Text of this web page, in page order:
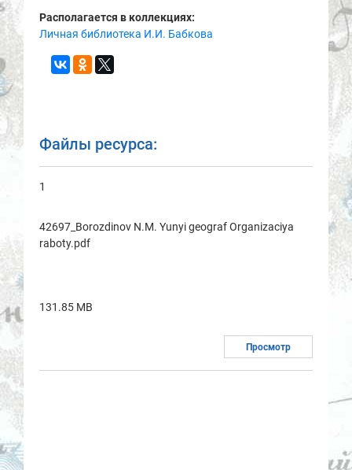
Располагается в коллекциях:
Личная библиотека И.И. Бабкова
Файлы ресурса:
1
42697_Borozdinov N.M. Yunyi geograf Organizaciya
raboty.pdf
131.85 MB
Просмотр